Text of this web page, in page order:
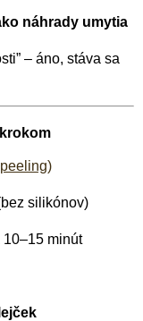
náhrady umytia
– áno, stáva sa
peeling)
silikónov)
minút